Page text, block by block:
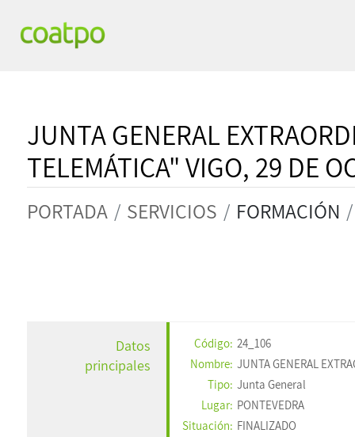
JUNTA GENERAL
TELEMÁTICA" VIGO, 29 DE
PORTADA SERVICIOS FORMACIÓN
Datos
principales
Código: 24_106
Nombre: JUNTA GENERAL
Tipo: Junta General
Lugar: PONTEVEDRA
Situación: FINALIZADO